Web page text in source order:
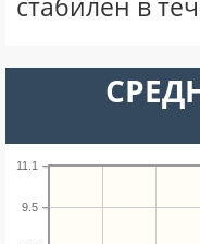
стабилен в
9.5
11.1